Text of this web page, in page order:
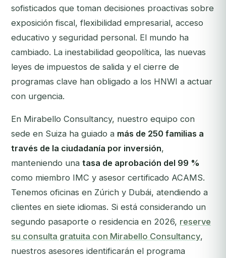
sofisticados que toman decisiones proactivas sobre
exposición fiscal, flexibilidad empresarial, acceso
educativo y seguridad personal. El mundo ha
cambiado. La inestabilidad geopolítica, las nuevas
leyes de impuestos de salida y el cierre de
programas clave han obligado a los HNWI a actuar
con urgencia.
En Mirabello Consultancy, nuestro equipo con
sede en Suiza ha guiado a más de 250 familias a
través de la ciudadanía por inversión,
manteniendo una tasa de aprobación del 99 %
como miembro IMC y asesor certificado ACAMS.
Tenemos oficinas en Zúrich y Dubái, atendiendo a
clientes en siete idiomas. Si está considerando un
segundo pasaporte o residencia en 2026, reserve
su consulta gratuita con Mirabello Consultancy,
nuestros asesores identificarán el programa